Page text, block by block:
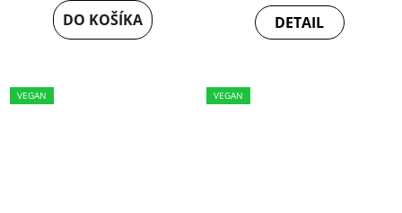
DO KOŠÍKA DETAIL
VEGAN VEGAN